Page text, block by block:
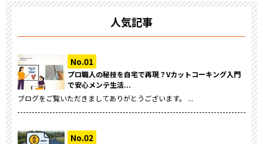
人気記事
プロ職人の秘技を自宅で再現？Vカットコーキング入門
で安心メンテ生活...
ブログをご覧いただきましてありがとうございます。 ...